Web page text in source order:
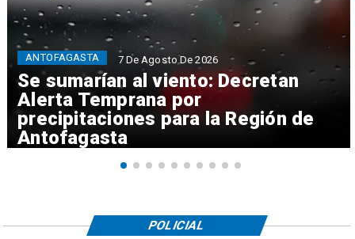
Se sumarían al viento: Decretan
Alerta Temprana por
precipitaciones para la Región de
Antofagasta
ANTOFAGASTA 7 De Agosto De 2026
POLICIAL